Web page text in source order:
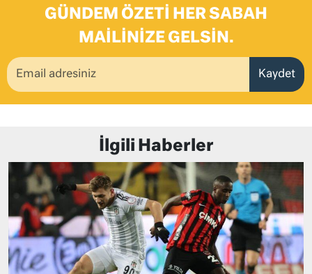
GÜNDEM ÖZETI HER SABAH
MAILINIZE GELSIN.
Kaydet
İlgili Haberler